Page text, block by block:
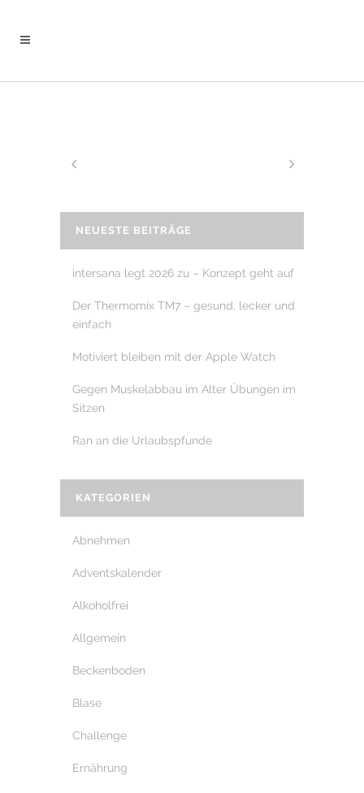
NEUESTE BEITRÄGE
intersana legt 2026 zu – Konzept geht auf
Der Thermomix TM7 – gesund, lecker und
einfach
Motiviert bleiben mit der Apple Watch
Gegen Muskelabbau im Alter Übungen im
Sitzen
Ran an die Urlaubspfunde
KATEGORIEN
Abnehmen
Adventskalender
Alkoholfrei
Allgemein
Beckenboden
Blase
Challenge
Ernährung